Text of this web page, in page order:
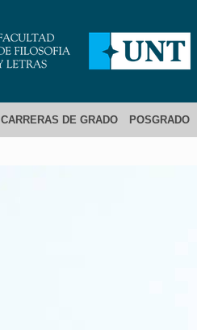
CARRERAS DE GRADO POSGRADO